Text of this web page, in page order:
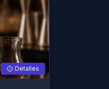
Detalles